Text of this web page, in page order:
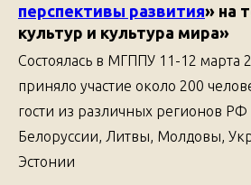
перспективы развития» на
культур и культура мира»
Состоялась в МГППУ 11-12 марта
приняло участие около 200
гости из различных регионов РФ
Белоруссии, Литвы, Молдовы,
Эстонии